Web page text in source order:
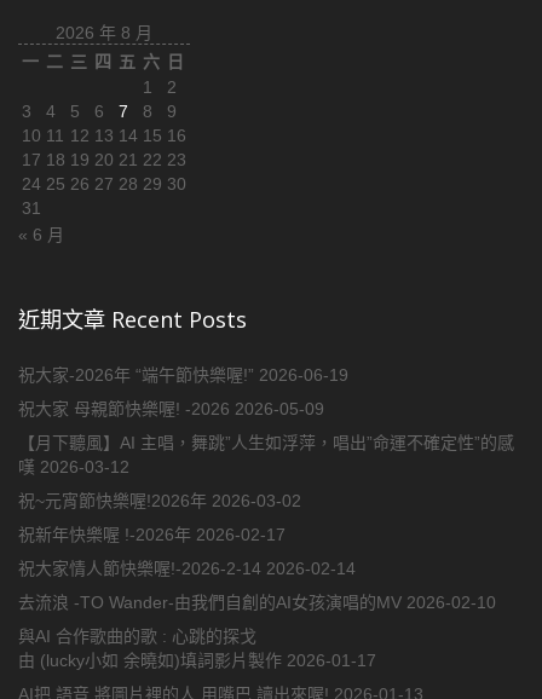
2026 年 8 月
一 二 三 四 五 六
日
1
2
3
4 5 6 7 8
9
10 11 12 13 14 15 16
17 18 19 20 21 22 23
24 25 26 27 28 29 30
31
« 6 月
近期文章 Recent Posts
祝大家-2026年 “端午節快樂喔!” 2026-06-19
祝大家 母親節快樂喔! -2026 2026-05-09
【月下聽風】AI 主唱，舞跳”人生如浮萍，唱出”命運不確定性”的感
嘆 2026-03-12
祝~元宵節快樂喔!2026年 2026-03-02
祝新年快樂喔 !-2026年 2026-02-17
祝大家情人節快樂喔!-2026-2-14 2026-02-14
去流浪 -TO Wander-由我們自創的AI女孩演唱的MV 2026-02-10
與AI 合作歌曲的歌 : 心跳的探戈
由 (lucky小如 余曉如)填詞影片製作 2026-01-17
AI把 語音 將圖片裡的人 用嘴巴 讀出來喔! 2026-01-13